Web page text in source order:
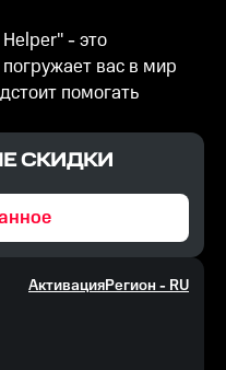
- это
вас в мир
помогать
СКИДКИ
АктивацияРегион -RU